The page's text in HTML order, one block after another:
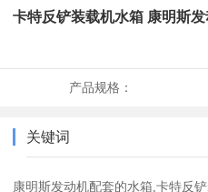
卡特反铲装载机水箱 康明斯
产品规格：
关键词
康明斯发动机配套的水箱,卡特反